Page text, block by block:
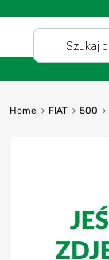
Home FIAT 500